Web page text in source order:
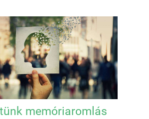
memóriaromlás